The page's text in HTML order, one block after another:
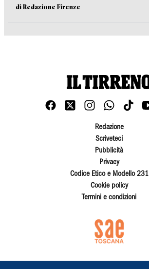
di Redazione Firenze
Redazione
Scriveteci
Pubblicità
Privacy
Codice Etico e Modello 231
Cookie policy
Termini e condizioni